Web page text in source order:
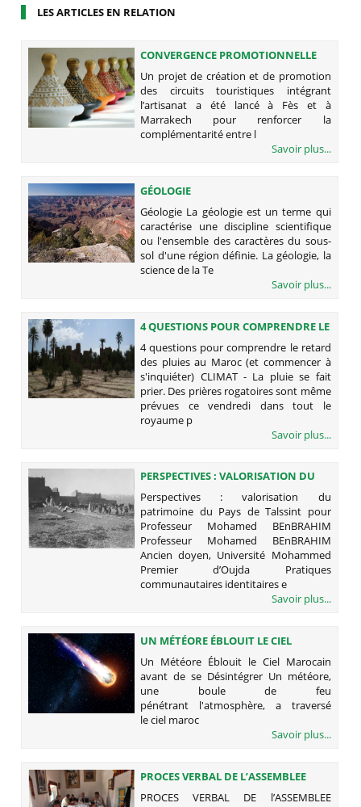
LES ARTICLES EN RELATION
CONVERGENCE PROMOTIONNELLE
ENTRE LE TOURISME ET L’ARTISANAT
Un projet de création et de promotion
des circuits touristiques intégrant
l’artisanat a été lancé à Fès et à
Marrakech pour renforcer la
complémentarité entre l
Savoir plus...
GÉOLOGIE
Géologie La géologie est un terme qui
caractérise une discipline scientifique
ou l'ensemble des caractères du sous-
sol d'une région définie. La géologie, la
science de la Te
Savoir plus...
4 QUESTIONS POUR COMPRENDRE LE
RETARD DES PLUIES AU MAROC (ET
COMMENCER À S'INQUIÉTER)
4 questions pour comprendre le retard
des pluies au Maroc (et commencer à
s'inquiéter) CLIMAT - La pluie se fait
prier. Des prières rogatoires sont même
prévues ce vendredi dans tout le
royaume p
Savoir plus...
PERSPECTIVES : VALORISATION DU
PATRIMOINE DU PAYS DE TALSSINT
POUR PROFESSEUR MOHAMED
BENBRAHIM
Perspectives : valorisation du
patrimoine du Pays de Talssint pour
Professeur Mohamed BEnBRAHIM
Professeur Mohamed BEnBRAHIM
Ancien doyen, Université Mohammed
Premier d’Oujda Pratiques
communautaires identitaires e
Savoir plus...
UN MÉTÉORE ÉBLOUIT LE CIEL
MAROCAIN AVANT DE SE
DÉSINTÉGRER
Un Météore Éblouit le Ciel Marocain
avant de se Désintégrer Un météore,
une boule de feu
pénétrant l'atmosphère, a traversé
le ciel maroc
Savoir plus...
PROCES VERBAL DE L’ASSEMBLEE
GENERALE CONSTITUTIVE
PROCES VERBAL DE l’ASSEMBLEE